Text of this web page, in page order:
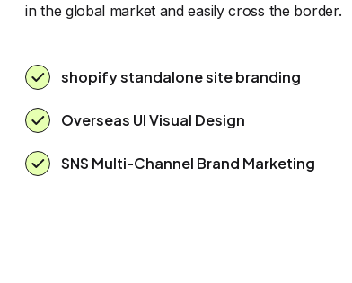
in the global market and easily cross the border.
shopify standalone site branding
Overseas UI Visual Design
SNS Multi-Channel Brand Marketing